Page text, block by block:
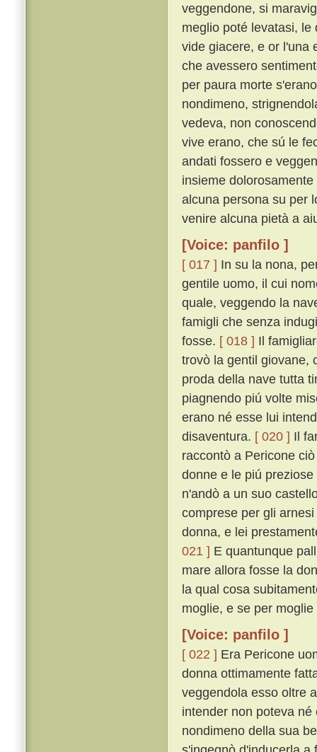
veggendone, si
meglio poté levatasi,
vide giacere, e or l'una
che avessero
per paura morte
nondimeno,
vedeva, non
vive erano, che sú le
andati fossero e
insieme
alcuna persona su per
venire alcuna pietà a
[Voice: panfilo ]
[ 017 ] In su la nona,
gentile uomo, il cui
quale, veggendo la
famigli che senza
fosse. [ 018 ] Il
trovò la gentil giovane,
proda della nave tutta
piagnendo piú volte
erano né esse lui
disaventura. [ 020 ] Il
raccontò a Pericone
donne e le piú
n'andò a un suo
comprese per gli
donna, e lei
021 ] E quantunque
mare allora fosse la
la qual cosa
moglie, e se per
[Voice: panfilo ]
[ 022 ] Era Pericone
donna ottimamente
veggendola esso oltre
intender non poteva
nondimeno della sua